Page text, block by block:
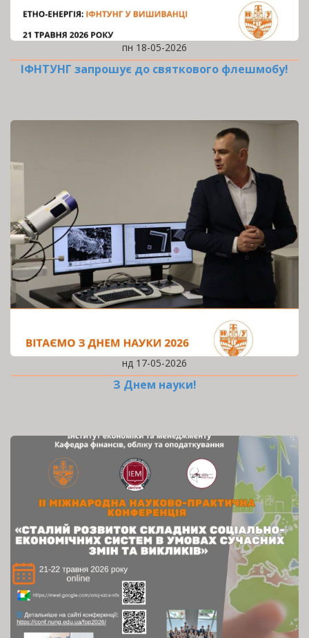
пн 18-05-2026
ІФНТУНГ запрошує до святкового флешмобу!
нд 17-05-2026
З Днем науки!